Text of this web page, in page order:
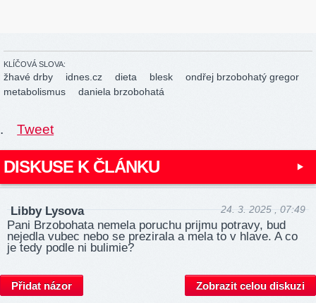
KLÍČOVÁ SLOVA:
žhavé drby idnes.cz dieta blesk
ondřej brzobohatý gregor
metabolismus
daniela brzobohatá
. Tweet
DISKUSE K ČLÁNKU
Libby Lysova 24. 3. 2025 , 07:49
Pani Brzobohata nemela poruchu prijmu potravy, bud
nejedla vubec nebo se prezirala a mela to v hlave. A co
je tedy podle ni bulimie?
Přidat názor Zobrazit celou diskuzi